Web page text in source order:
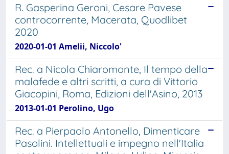
R. Gasperina Geroni, Cesare Pavese
controcorrente, Macerata, Quodlibet
2020
2020-01-01 Amelii, Niccolo'
Rec. a Nicola Chiaromonte, Il tempo della
malafede e altri scritti, a cura di Vittorio
Giacopini, Roma, Edizioni dell'Asino, 2013
2013-01-01 Perolino, Ugo
Rec. a Pierpaolo Antonello, Dimenticare
Pasolini. Intellettuali e impegno nell'Italia